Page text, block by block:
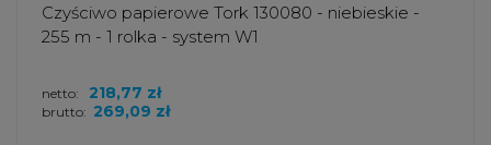
Czyściwo papierowe Tork 130080 - niebieskie -
255 m - 1 rolka - system W1
brutto: 269,09 zł
netto: 218,77 zł